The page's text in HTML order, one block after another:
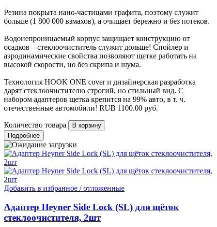
Резина покрыта нано-частицами графита, поэтому служит
больше (1 800 000 взмахов), а очищает бережно и без потеков.
Водонепроницаемый корпус защищает конструкцию от
осадков – стеклоочиститель служит дольше! Спойлер и
аэродинамические свойства позволяют щетке работать на
высокой скорости, но без скрипа и шума.
Технология HOOK ONE cover и дизайнерская разработка
дарят стеклоочистителю строгий, но стильный вид. С
набором адаптеров щетка крепится на 99% авто, в т. ч.
отечественные автомобили! RUB 1100.00 руб.
Количество товара
Подробнее
Добавить в избранное / отложенные
Адаптер Heyner Side Lock (SL) для щёток
стеклоочистителя, 2шт